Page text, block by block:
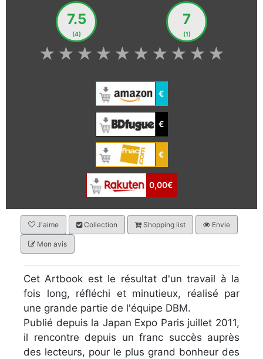
7.5
(4)
7
(1)
★
★
★
★
★
★
★
★
★
★
€
€
€
0,00€
J'aime Collection Shopping list Envie
Mon avis
Cet Artbook est le résultat d'un travail à la
fois long, réfléchi et minutieux, réalisé par
une grande partie de l'équipe DBM.
Publié depuis la Japan Expo Paris juillet 2011,
il rencontre depuis un franc succès auprès
des lecteurs, pour le plus grand bonheur des